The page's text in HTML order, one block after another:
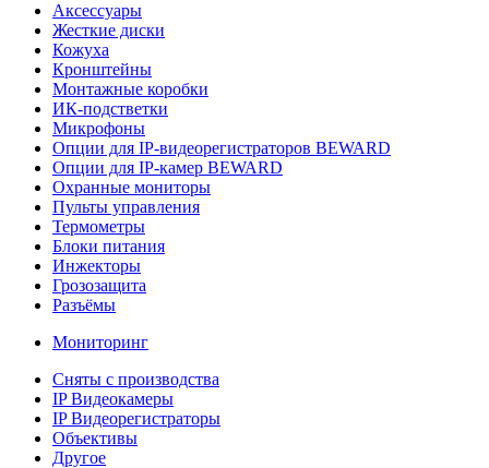
Аксессуары
Жесткие диски
Кожуха
Кронштейны
Монтажные коробки
ИК-подстветки
Микрофоны
Опции для IP-видеорегистраторов BEWARD
Опции для IP-камер BEWARD
Охранные мониторы
Пульты управления
Термометры
Блоки питания
Инжекторы
Грозозащита
Разъёмы
Мониторинг
Сняты с производства
IP Видеокамеры
IP Видеорегистраторы
Объективы
Другое